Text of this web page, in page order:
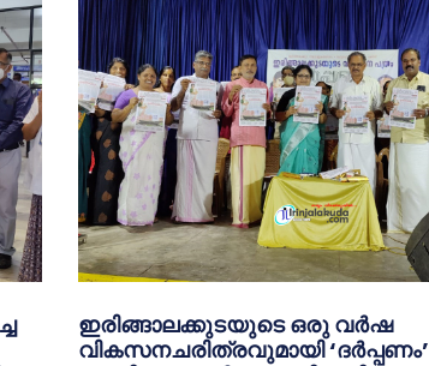
ഇരിങ്ങാലക്കുടയുടെ ഒരു വർഷ
വികസനചരിത്രവുമായി ‘ദർപ്പണം’